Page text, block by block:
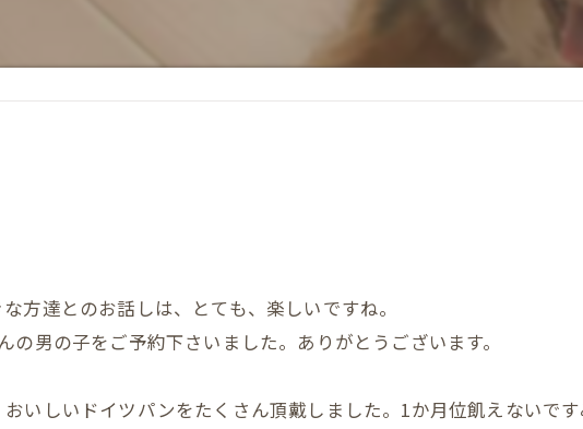
方達とのお話しは、とても、楽しいですね。
の男の子をご予約下さいました。ありがとうございます。
いしいドイツパンをたくさん頂戴しました。1か月位飢えないです